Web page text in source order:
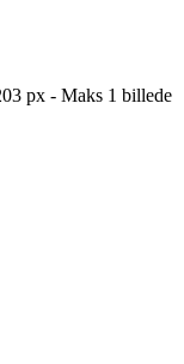
px - Maks 1 billede